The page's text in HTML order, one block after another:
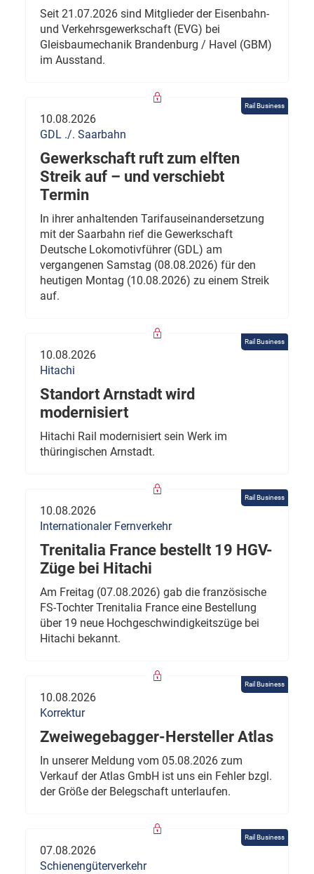
Seit 21.07.2026 sind Mitglieder der Eisenbahn-
und Verkehrsgewerkschaft (EVG) bei
Gleisbaumechanik Brandenburg / Havel (GBM)
im Ausstand.
Rail Business
10.08.2026
GDL ./. Saarbahn
Gewerkschaft ruft zum elften
Streik auf – und verschiebt
Termin
In ihrer anhaltenden Tarifauseinandersetzung
mit der Saarbahn rief die Gewerkschaft
Deutsche Lokomotivführer (GDL) am
vergangenen Samstag (08.08.2026) für den
heutigen Montag (10.08.2026) zu einem Streik
auf.
Rail Business
10.08.2026
Hitachi
Standort Arnstadt wird
modernisiert
Hitachi Rail modernisiert sein Werk im
thüringischen Arnstadt.
Rail Business
10.08.2026
Internationaler Fernverkehr
Trenitalia France bestellt 19 HGV-
Züge bei Hitachi
Am Freitag (07.08.2026) gab die französische
FS-Tochter Trenitalia France eine Bestellung
über 19 neue Hochgeschwindigkeitszüge bei
Hitachi bekannt.
Rail Business
10.08.2026
Korrektur
Zweiwegebagger-Hersteller Atlas
In unserer Meldung vom 05.08.2026 zum
Verkauf der Atlas GmbH ist uns ein Fehler bzgl.
der Größe der Belegschaft unterlaufen.
Rail Business
07.08.2026
Schienengüterverkehr